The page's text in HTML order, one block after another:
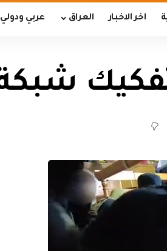
اخر الاخبار العراق عربي ودولي
تفكيك